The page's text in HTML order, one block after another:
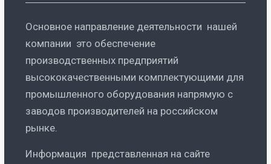
Основное направление деятельности нашей
компании это обеспечение
производственных предприятий
высококачественными комплектующими для
промышленного оборудования напрямую с
заводов производителей на российском
рынке.
Информация представленная на сайте